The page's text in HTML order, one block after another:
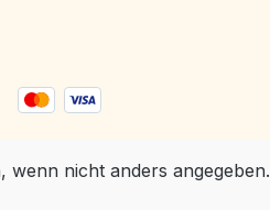
wenn nicht anders angegeben.